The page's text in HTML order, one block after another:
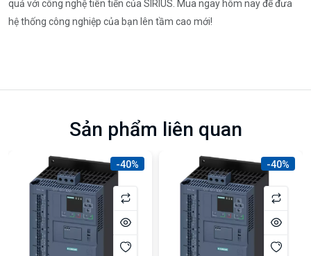
quả với công nghệ tiên tiến của SIRIUS. Mua ngay hôm nay để đưa
hệ thống công nghiệp của bạn lên tầm cao mới!
Sản phẩm liên quan
-40% -40%